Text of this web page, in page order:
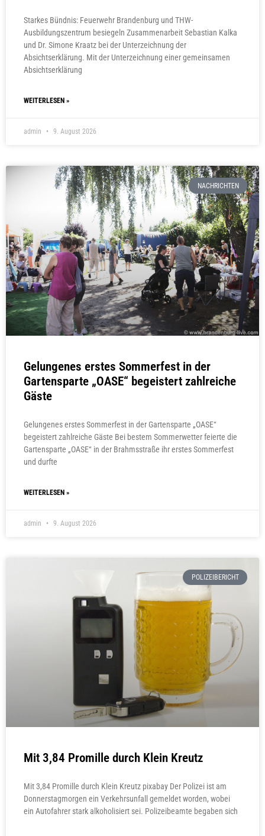
Starkes Bündnis: Feuerwehr Brandenburg und THW-
Ausbildungszentrum besiegeln Zusammenarbeit Sebastian Kalka
und Dr. Simone Kraatz bei der Unterzeichnung der
Absichtserklärung. Mit der Unterzeichnung einer gemeinsamen
Absichtserklärung
WEITERLESEN »
admin 9. August 2026
NACHRICHTEN
Gelungenes erstes Sommerfest in der
Gartensparte „OASE“ begeistert zahlreiche
Gäste
Gelungenes erstes Sommerfest in der Gartensparte „OASE“
begeistert zahlreiche Gäste Bei bestem Sommerwetter feierte die
Gartensparte „OASE“ in der Brahmsstraße ihr erstes Sommerfest
und durfte
WEITERLESEN »
admin 9. August 2026
POLIZEIBERICHT
Mit 3,84 Promille durch Klein Kreutz
Mit 3,84 Promille durch Klein Kreutz pixabay Der Polizei ist am
Donnerstagmorgen ein Verkehrsunfall gemeldet worden, wobei
ein Autofahrer stark alkoholisiert sei. Polizeibeamte begaben sich